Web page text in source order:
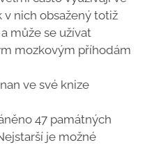
nich obsažený totiž
může se užívat
mozkovým příhodám
ve své knize
47 památných
je možné